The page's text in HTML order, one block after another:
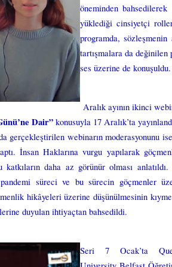
öneminden bahsedilerek
yüklediği cinsiyetçi
programda, sözleşmenin
tartışmalara da değinilen
ses üzerine de konuşuldu.
Aralık ayının ikinci
Dair”konusuyla 17 Aralık’ta
gerçekleştirilen webinarın moderasyonunu
İnsan Haklarına vurgu yapılarak
daha az görünür olması anlatıldı.
süreci ve bu sürecin göçmenler
hikâyeleri üzerine düşünülmesinin
duyulan ihtiyaçtan bahsedildi.
Seri 7 Ocak’ta